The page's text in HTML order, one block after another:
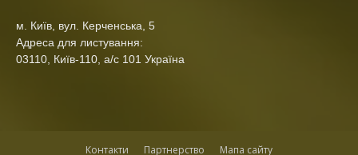
м. Київ, вул. Керченська, 5
Адреса для листування:
03110, Київ-110, а/с 101 Україна
Контакти Партнерство Мапа сайту